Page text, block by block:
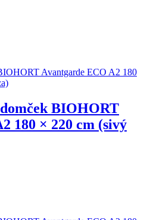
BIOHORT
180 × 220 cm (sivý